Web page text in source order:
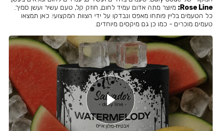
Rose Line: מיוצר מתה אדום עמיד לחום, חוזק קל, טעם עשיר ועשן סמיך.
כל הטעמים בליין פותחו מאפס ונבדקו על ידי הצוות המקצועי. כאן תמצאו
טעמים מוכרים - כמו כן גם מיקסים מיוחדים.